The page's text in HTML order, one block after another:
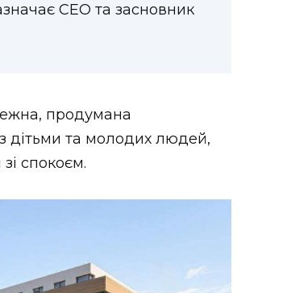
СЕО та засновник
продумана
дітьми та молодих людей,
спокоєм.